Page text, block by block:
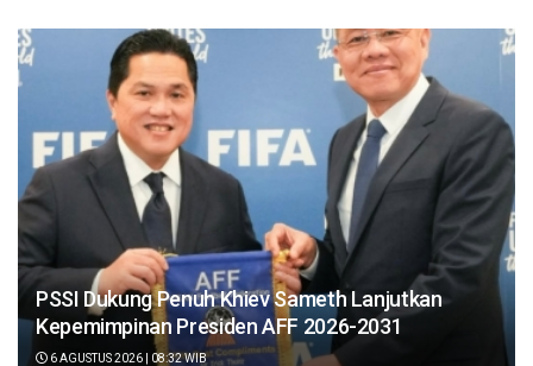
PSSI Dukung Penuh Khiev Sameth Lanjutkan
Kepemimpinan Presiden AFF 2026-2031
6 AGUSTUS 2026 | 08:32 WIB